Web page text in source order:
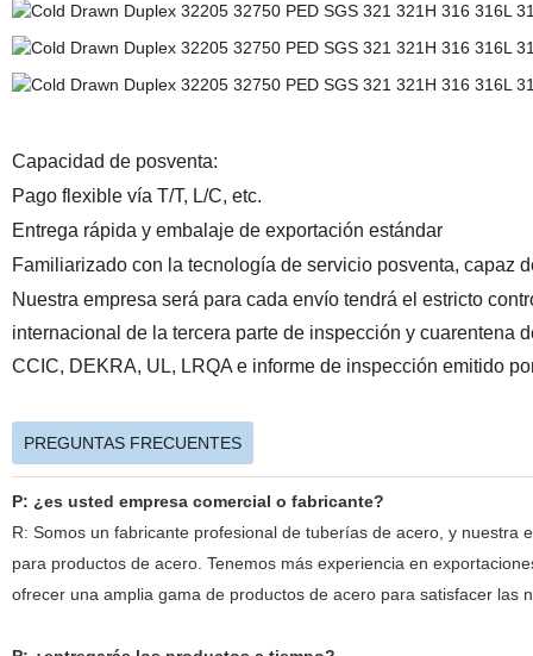
Capacidad de posventa:
Pago flexible vía T/T, L/C, etc.
Entrega rápida y embalaje de exportación estándar
Familiarizado con la tecnología de servicio posventa, capaz
Nuestra empresa será para cada envío tendrá el estricto
internacional de la tercera parte de inspección y cuarentena
CCIC, DEKRA, UL, LRQA e informe de inspección emitido
PREGUNTAS FRECUENTES
P: ¿es usted empresa comercial o fabricante?
R: Somos un fabricante profesional de tuberías de acero, y
para productos de acero. Tenemos más experiencia en
ofrecer una amplia gama de productos de acero para satisfacer las